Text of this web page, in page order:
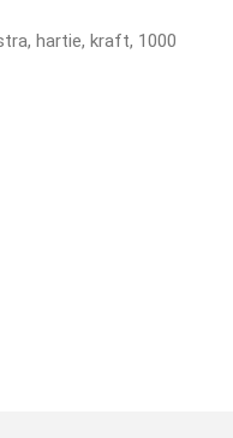
hartie, kraft, 1000